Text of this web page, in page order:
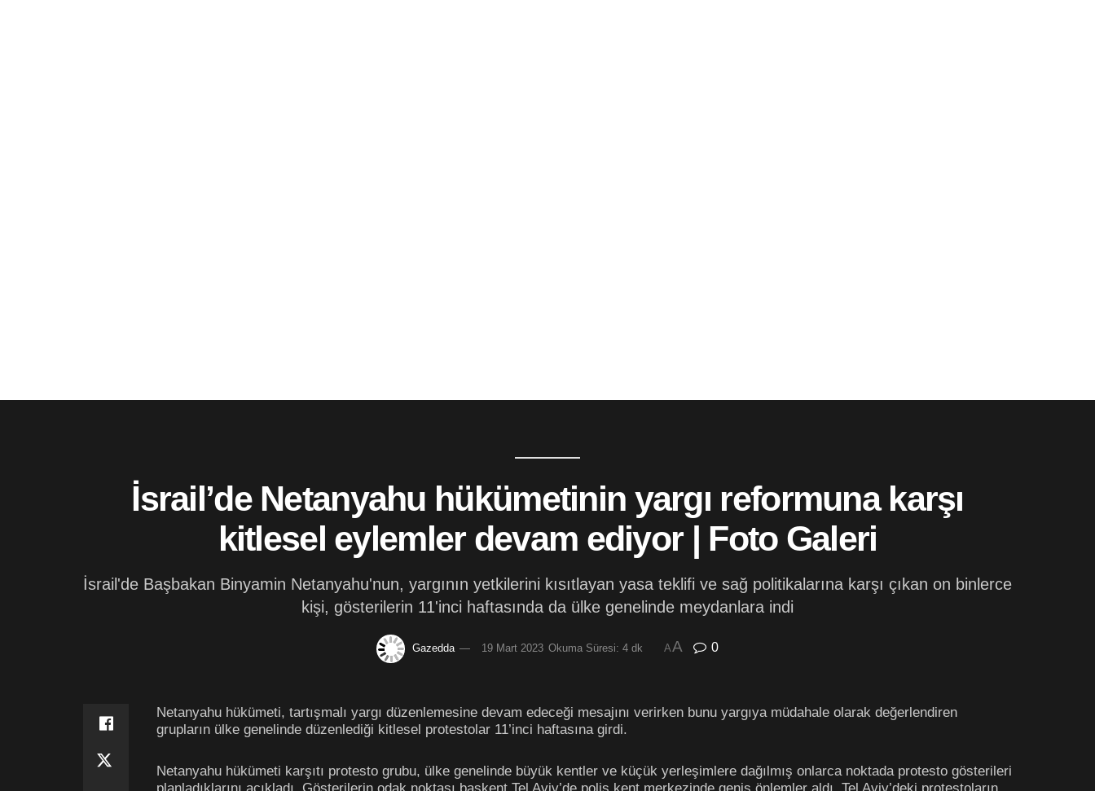
İsrail’de Netanyahu hükümetinin yargı reformuna karşı
kitlesel eylemler devam ediyor | Foto Galeri
İsrail'de Başbakan Binyamin Netanyahu'nun, yargının yetkilerini kısıtlayan yasa teklifi ve sağ politikalarına karşı çıkan on binlerce
kişi, gösterilerin 11'inci haftasında da ülke genelinde meydanlara indi
Gazedda 19 Mart 2023 Okuma Süresi: 4 dk AA 0
Netanyahu hükümeti, tartışmalı yargı düzenlemesine devam edeceği mesajını verirken bunu yargıya müdahale olarak değerlendiren
grupların ülke genelinde düzenlediği kitlesel protestolar 11’inci haftasına girdi.
Netanyahu hükümeti karşıtı protesto grubu, ülke genelinde büyük kentler ve küçük yerleşimlere dağılmış onlarca noktada protesto gösterileri
planladıklarını açıkladı. Gösterilerin odak noktası başkent Tel Aviv’de polis kent merkezinde geniş önlemler aldı. Tel Aviv’deki protestoların